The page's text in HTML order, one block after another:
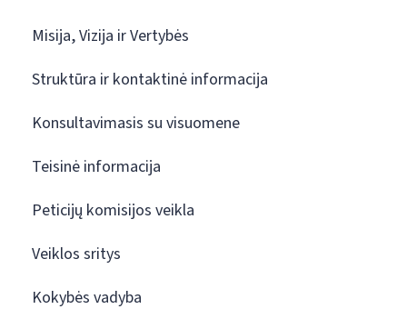
Misija, Vizija ir Vertybės
Struktūra ir kontaktinė informacija
Konsultavimasis su visuomene
Teisinė informacija
Peticijų komisijos veikla
Veiklos sritys
Kokybės vadyba